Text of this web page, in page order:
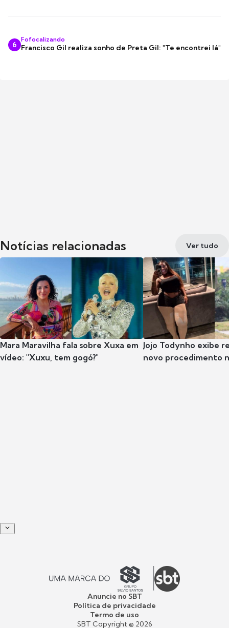
6
Fofocalizando
Francisco Gil realiza sonho de Preta Gil: "Te encontrei lá"
Notícias relacionadas Ver tudo
Mara Maravilha fala sobre Xuxa em
vídeo: "Xuxu, tem gogó?"
Jojo Todynho exibe
novo procedimento
Anuncie no SBT
Política de privacidade
Termo de uso
SBT Copyright © 2026